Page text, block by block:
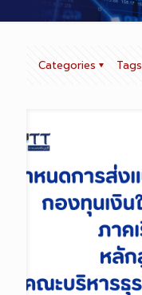
Categories Tags